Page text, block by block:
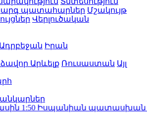
պատահարներ Մշակույթ
Վերլուծական
Ադրբեջան Իրան
Արևելք Ռուսաստան Այլ
1:50Իսպանիան պատասխան